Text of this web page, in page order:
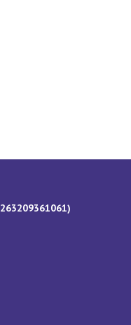
263209361061)